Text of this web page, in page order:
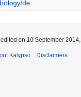
de
on 10 September
Kalypso Disclaimers